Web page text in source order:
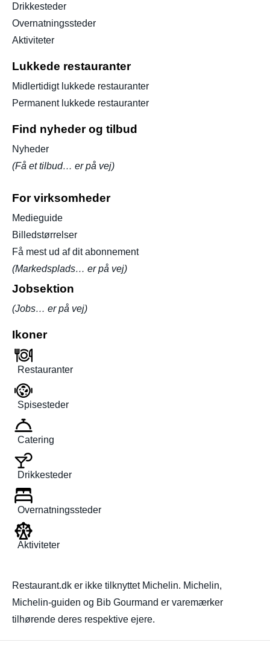
Drikkesteder
Overnatningssteder
Aktiviteter
Lukkede restauranter
Midlertidigt lukkede restauranter
Permanent lukkede restauranter
Find nyheder og tilbud
Nyheder
(Få et tilbud… er på vej)
For virksomheder
Medieguide
Billedstørrelser
Få mest ud af dit abonnement
(Markedsplads… er på vej)
Jobsektion
(Jobs… er på vej)
Ikoner
Restauranter
Spisesteder
Catering
Drikkesteder
Overnatningssteder
Aktiviteter
Restaurant.dk er ikke tilknyttet Michelin. Michelin,
Michelin-guiden og Bib Gourmand er varemærker
tilhørende deres respektive ejere.